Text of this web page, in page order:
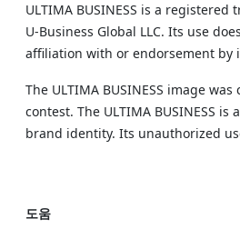
ULTIMA BUSINESS is a registered
U‑Business Global LLC. Its use
affiliation with or endorsement by
The ULTIMA BUSINESS image
contest. The ULTIMA BUSINESS
brand identity. Its unauthorized
도움